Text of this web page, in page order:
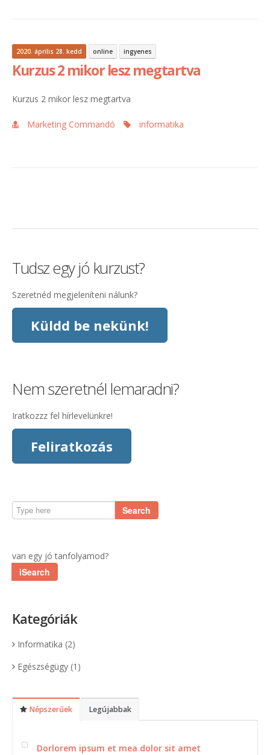
2020. április 28. kedd online ingyenes
Kurzus 2 mikor lesz megtartva
Kurzus 2 mikor lesz megtartva
Marketing Commandó informatika
Tudsz egy jó kurzust?
Szeretnéd megjeleníteni nálunk?
Küldd be nekünk!
Nem szeretnél lemaradni?
Iratkozzz fel hírlevelünkre!
Feliratkozás
Search
van egy jó tanfolyamod?
iSearch
Kategóriák
Informatika (2)
Egészségügy (1)
Népszerűek Legújabbak
Dorlorem ipsum et mea dolor sit amet